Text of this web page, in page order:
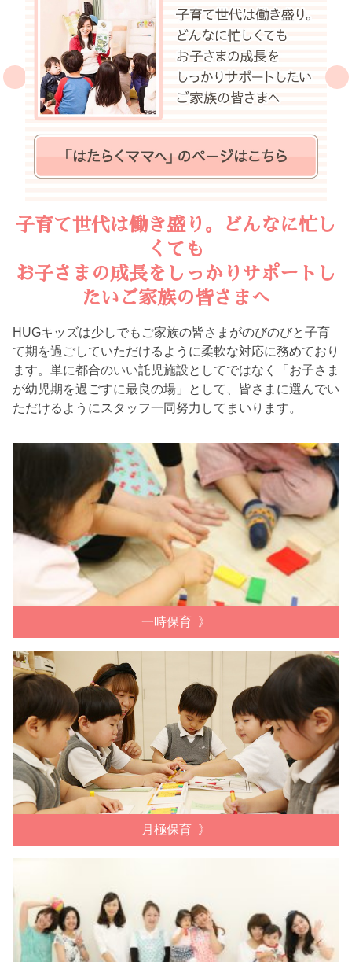
子育て世代は働き盛り。どんなに忙し
くても
お子さまの成長をしっかりサポートし
たいご家族の皆さまへ
HUGキッズは少しでもご家族の皆さまがのびのびと子育
て期を過ごしていただけるように柔軟な対応に務めており
ます。単に都合のいい託児施設としてではなく「お子さま
が幼児期を過ごすに最良の場」として、皆さまに選んでい
ただけるようにスタッフ一同努力してまいります。
一時保育
月極保育